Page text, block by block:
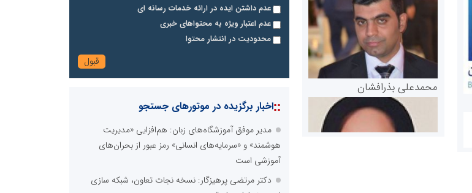
محمدعلی بذرافشان
عدم داشتن ایده در ارائه خدمات رسانه ای
عدم اعتبار ویژه به محتواهای خبری
محدودیت در انتشار محتوا
::اخبار برگزیده در موتورهای جستجو
مدیر موفق آموزشگاه‌های زبان: هم‌افزایی «مدیریت
هوشمند» و «سرمایه‌های انسانی» رمز عبور از بحران‌های
آموزشی است
دکتر مرتضی پرهیزگار: نسخه نجات تعاون، شبکه سازی